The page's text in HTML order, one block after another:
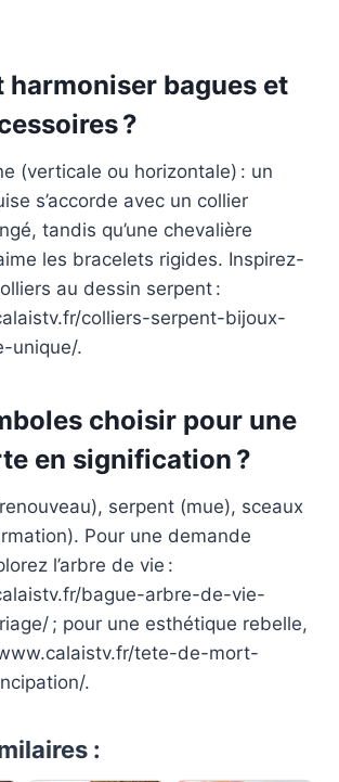
harmoniser bagues et
?
(verticale ou horizontale) : un
s’accorde avec un collier
tandis qu’une chevalière
les bracelets rigides. Inspirez-
au dessin serpent :
colliers-serpent-bijoux-
unique/.
choisir pour une
en signification ?
serpent (mue), sceaux
Pour une demande
l’arbre de vie :
bague-arbre-de-vie-
; pour une esthétique rebelle,
tete-de-mort-
.
: